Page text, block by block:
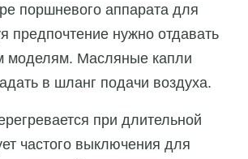
поршневого аппарата для
предпочтение нужно отдавать
моделям. Масляные капли
в шланг подачи воздуха.
при длительной
частого выключения для